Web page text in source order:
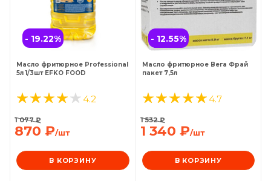
- 19.22%
Масло фритюрное Professional
5л 1/3шт EFKO FOOD
4.2
870 ₽/шт
1 077₽
В КОРЗИНУ
- 12.55%
Масло фритюрное Вега Фрай
пакет 7,5л
4.7
1 340 ₽/шт
1 532₽
В КОРЗИНУ